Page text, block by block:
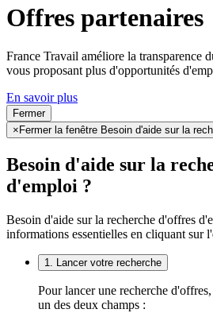
Offres partenaires
France Travail améliore la transparence
vous proposant plus d'opportunités
En savoir plus
Fermer
× Fermer la fenêtre Besoin d'aide sur la
Besoin d'aide sur la
d'emploi ?
Besoin d'aide sur la recherche d'offres
informations essentielles en cliquant sur
1. Lancer votre recherche
Pour lancer une recherche
un des deux champs :